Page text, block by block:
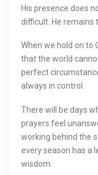
His presence does
difficult. He remains
When we hold on to
that the world
perfect
always in control.
There will be days
prayers feel
working behind the
every season has a
wisdom.